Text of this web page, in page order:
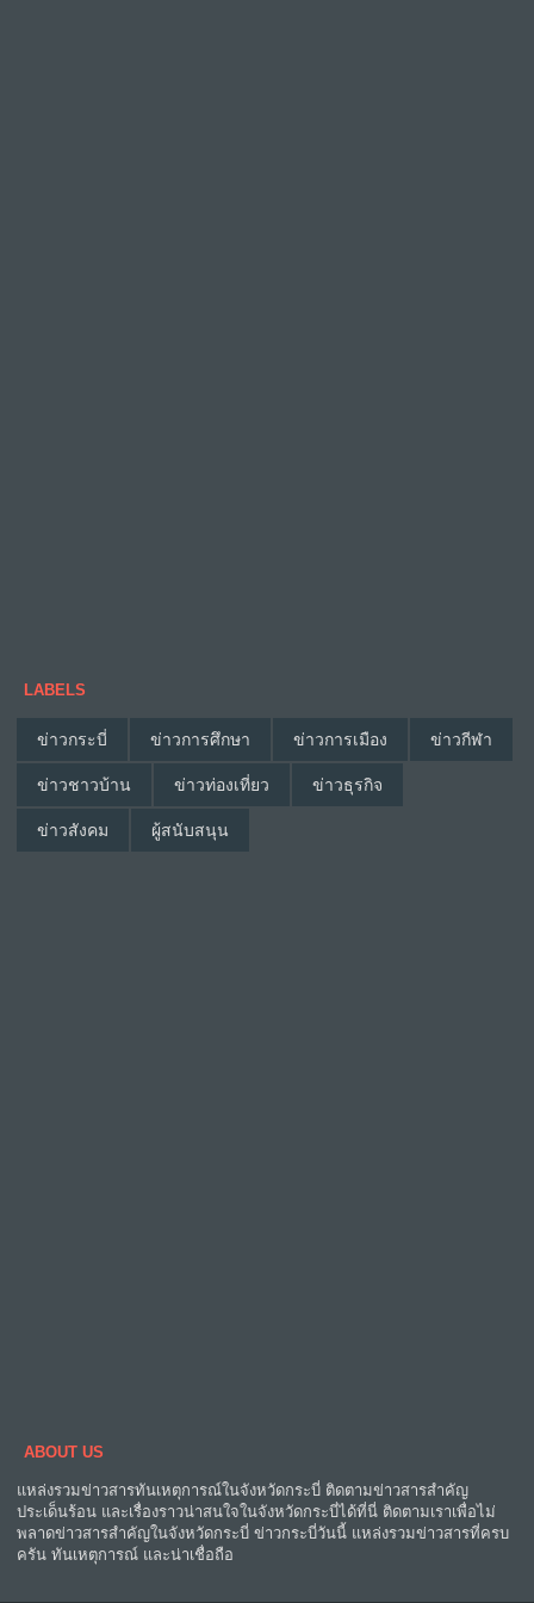
LABELS
ข่าวกระบี่ ข่าวการศึกษา ข่าวการเมือง ข่าวกีฬา
ข่าวชาวบ้าน ข่าวท่องเที่ยว ข่าวธุรกิจ
ข่าวสังคม ผู้สนับสนุน
ABOUT US
แหล่งรวมข่าวสารทันเหตุการณ์ในจังหวัดกระบี่ ติดตามข่าวสารสำคัญ
ประเด็นร้อน และเรื่องราวน่าสนใจในจังหวัดกระบี่ได้ที่นี่ ติดตามเราเพื่อไม่
พลาดข่าวสารสำคัญในจังหวัดกระบี่ ข่าวกระบี่วันนี้ แหล่งรวมข่าวสารที่ครบ
ครัน ทันเหตุการณ์ และน่าเชื่อถือ